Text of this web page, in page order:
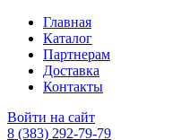
Главная
Каталог
Партнерам
Доставка
Контакты
Войти на сайт
8 (383) 292-79-79